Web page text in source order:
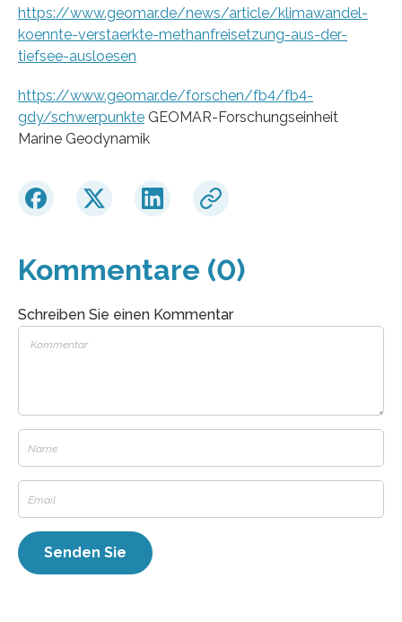
https://www.geomar.de/news/article/klimawandel-
koennte-verstaerkte-methanfreisetzung-aus-der-
tiefsee-ausloesen
https://www.geomar.de/forschen/fb4/fb4-
gdy/schwerpunkte GEOMAR-Forschungseinheit
Marine Geodynamik
Kommentare (0)
Schreiben Sie einen Kommentar